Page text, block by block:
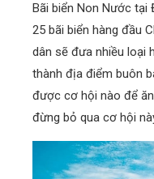
Bãi biển Non Nước
25 bãi biển hàng đầu
dân sẽ đưa nhiều loại
thành địa điểm buôn
được cơ hội nào để
đừng bỏ qua cơ hội